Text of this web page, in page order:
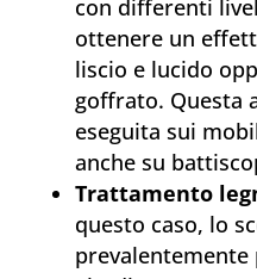
con differenti
ottenere un
liscio e lucido
goffrato. Questa
eseguita sui
anche su
Trattamento
questo caso, lo